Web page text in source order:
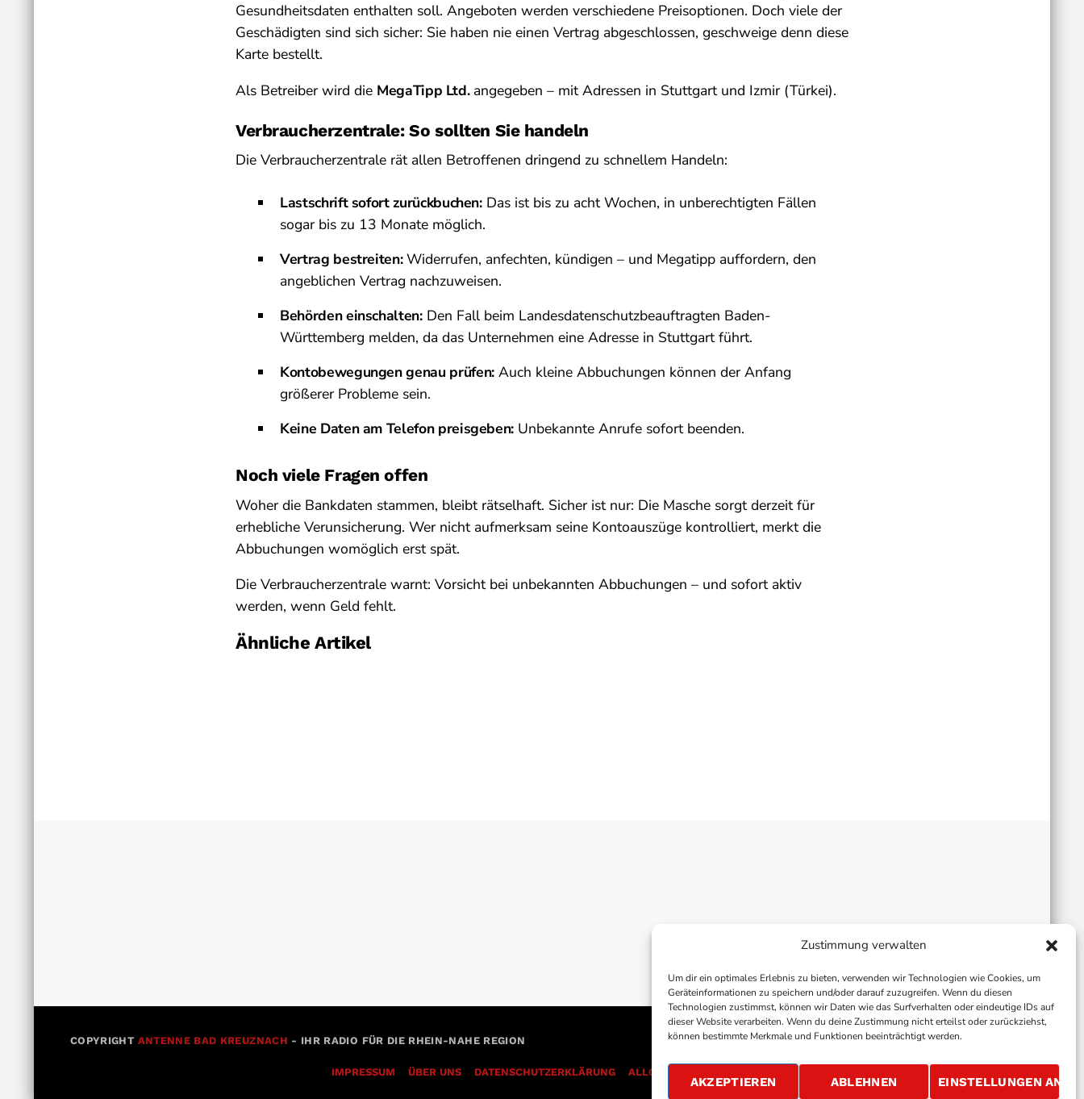
Zustimmung verwalten
Um dir ein optimales Erlebnis zu bieten, verwenden wir Technologien wie Cookies, um
Geräteinformationen zu speichern und/oder darauf zuzugreifen. Wenn du diesen
Technologien zustimmst, können wir Daten wie das Surfverhalten oder eindeutige IDs auf
dieser Website verarbeiten. Wenn du deine Zustimmung nicht erteilst oder zurückziehst,
können bestimmte Merkmale und Funktionen beeinträchtigt werden.
AKZEPTIEREN ABLEHNEN EINSTELLUNGEN
Gesundheitsdaten enthalten soll. Angeboten werden verschiedene Preisoptionen. Doch viele der
Geschädigten sind sich sicher: Sie haben nie einen Vertrag abgeschlossen, geschweige denn diese
Karte bestellt.
Als Betreiber wird die MegaTipp Ltd.angegeben – mit Adressen in Stuttgart und Izmir (Türkei).
Verbraucherzentrale: So sollten Sie handeln
Die Verbraucherzentrale rät allen Betroffenen dringend zu schnellem Handeln:
Lastschrift sofort zurückbuchen:Das ist bis zu acht Wochen, in unberechtigten Fällen
sogar bis zu 13 Monate möglich.
Vertrag bestreiten:Widerrufen, anfechten, kündigen – und Megatipp auffordern, den
angeblichen Vertrag nachzuweisen.
Behörden einschalten:Den Fall beim Landesdatenschutzbeauftragten Baden-
Württemberg melden, da das Unternehmen eine Adresse in Stuttgart führt.
Kontobewegungen genau prüfen:Auch kleine Abbuchungen können der Anfang
größerer Probleme sein.
Keine Daten am Telefon preisgeben: Unbekannte Anrufe sofort beenden.
Noch viele Fragen offen
Woher die Bankdaten stammen, bleibt rätselhaft. Sicher ist nur: Die Masche sorgt derzeit für
erhebliche Verunsicherung. Wer nicht aufmerksam seine Kontoauszüge kontrolliert, merkt die
Abbuchungen womöglich erst spät.
Die Verbraucherzentrale warnt: Vorsicht bei unbekannten Abbuchungen – und sofort aktiv
werden, wenn Geld fehlt.
Ähnliche Artikel
COPYRIGHT ANTENNE BAD KREUZNACH - IHR RADIO FÜR DIE RHEIN-NAHE REGION
IMPRESSUM ÜBER UNS DATENSCHUTZERKLÄRUNG